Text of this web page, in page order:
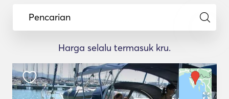
Pencarian
Harga selalu termasuk kru.